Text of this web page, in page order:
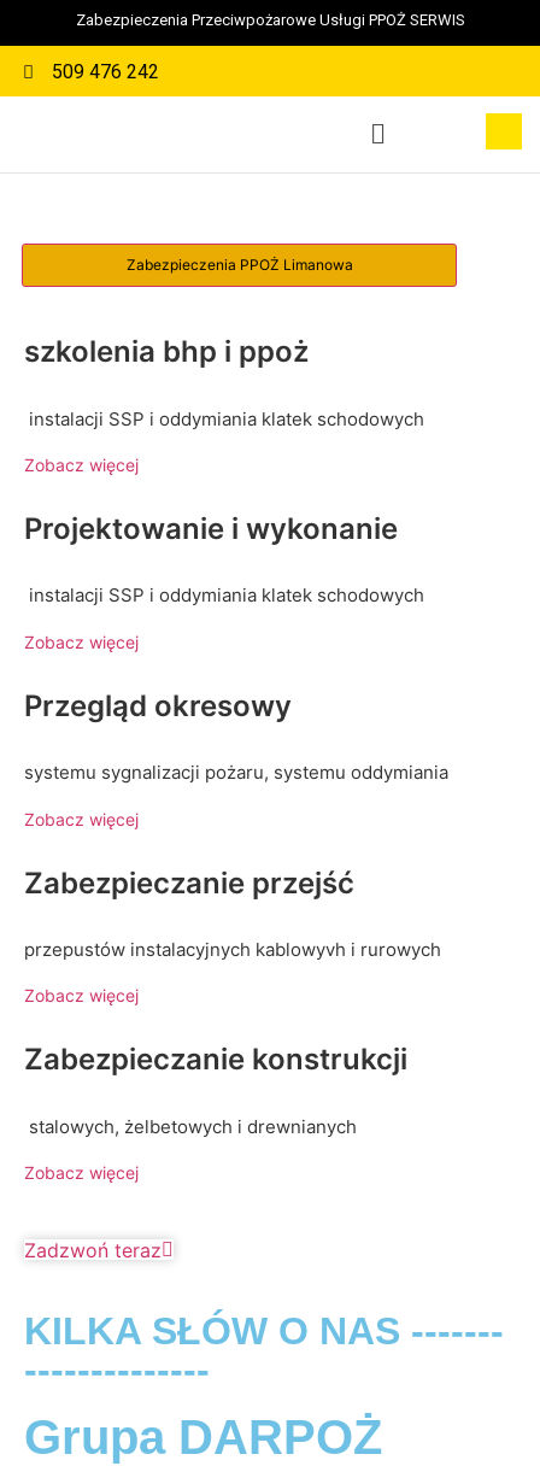
Zabezpieczenia Przeciwpożarowe Usługi PPOŻ SERWIS
509 476 242
szkolenia bhp i ppoż
instalacji SSP i oddymiania klatek schodowych
Zobacz więcej
Projektowanie i wykonanie
instalacji SSP i oddymiania klatek schodowych
Zobacz więcej
Przegląd okresowy
systemu sygnalizacji pożaru, systemu oddymiania
Zobacz więcej
Zabezpieczanie przejść
przepustów instalacyjnych kablowyvh i rurowych
Zobacz więcej
Zabezpieczanie konstrukcji
stalowych, żelbetowych i drewnianych
Zobacz więcej
Zadzwoń teraz
KILKA SŁÓW O NAS -------
--------------
Grupa DARPOŻ